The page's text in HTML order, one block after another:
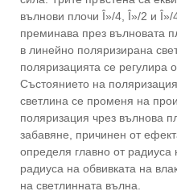
вълнови плочи Î»/4, Î»/2 и Î»/
преминава през вълновата
в линейно поляризирана
поляризацията се регулира
Състоянието на
светлина се променя на
поляризация чрез вълнова
забавяне, причинен от
определя главно от радиуса
радиуса на обвивката на
на светлинната вълна.